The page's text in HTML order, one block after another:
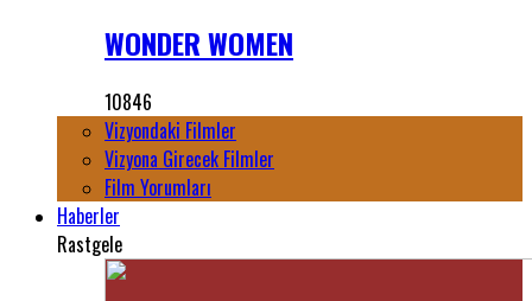
WONDER WOMEN
10846
Vizyondaki Filmler
Vizyona Girecek Filmler
Film Yorumları
Haberler
Rastgele